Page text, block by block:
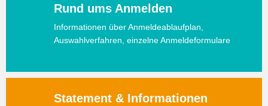
Rund ums Anmelden
Informationen über Anmeldeablaufplan,
Auswahlverfahren, einzelne Anmeldeformulare
Statement & Informationen